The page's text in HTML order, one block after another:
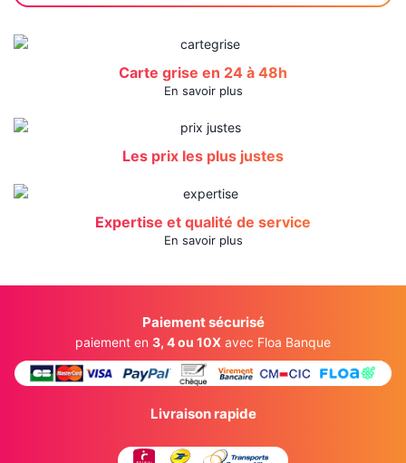
Carte grise en 24 à 48h
En savoir plus
Les prix les plus justes
Expertise et qualité de service
En savoir plus
Paiement sécurisé
paiement en 3, 4 ou 10X avec Floa Banque
Livraison rapide